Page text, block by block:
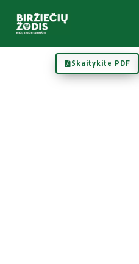
Skaitykite PDF